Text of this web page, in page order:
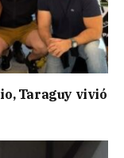
Taraguy vivió